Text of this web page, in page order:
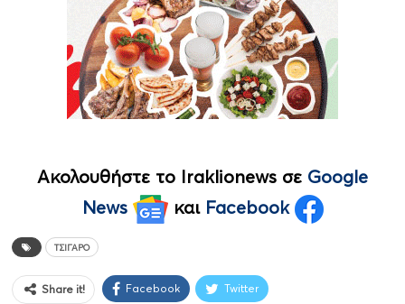
Ακολουθήστε το Iraklionews σε Google
News
και Facebook
ΤΣΙΓΆΡΟ
Share it! Facebook Twitter